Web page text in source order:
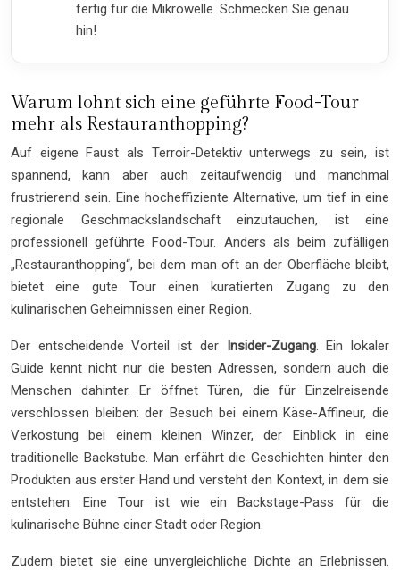
fertig für die Mikrowelle. Schmecken Sie genau
hin!
Warum lohnt sich eine geführte Food-Tour
mehr als Restauranthopping?
Auf eigene Faust als Terroir-Detektiv unterwegs zu sein, ist
spannend, kann aber auch zeitaufwendig und manchmal
frustrierend sein. Eine hocheffiziente Alternative, um tief in eine
regionale Geschmackslandschaft einzutauchen, ist eine
professionell geführte Food-Tour. Anders als beim zufälligen
„Restauranthopping“, bei dem man oft an der Oberfläche bleibt,
bietet eine gute Tour einen kuratierten Zugang zu den
kulinarischen Geheimnissen einer Region.
Der entscheidende Vorteil ist der Insider-Zugang. Ein lokaler
Guide kennt nicht nur die besten Adressen, sondern auch die
Menschen dahinter. Er öffnet Türen, die für Einzelreisende
verschlossen bleiben: der Besuch bei einem Käse-Affineur, die
Verkostung bei einem kleinen Winzer, der Einblick in eine
traditionelle Backstube. Man erfährt die Geschichten hinter den
Produkten aus erster Hand und versteht den Kontext, in dem sie
entstehen. Eine Tour ist wie ein Backstage-Pass für die
kulinarische Bühne einer Stadt oder Region.
Zudem bietet sie eine unvergleichliche Dichte an Erlebnissen.